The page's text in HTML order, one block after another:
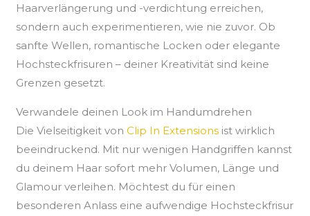
Haarverlängerung und -verdichtung erreichen,
sondern auch experimentieren, wie nie zuvor. Ob
sanfte Wellen, romantische Locken oder elegante
Hochsteckfrisuren – deiner Kreativität sind keine
Grenzen gesetzt.
Verwandele deinen Look im Handumdrehen
Die Vielseitigkeit vonClip In Extensions ist wirklich
beeindruckend. Mit nur wenigen Handgriffen kannst
du deinem Haar sofort mehr Volumen, Länge und
Glamour verleihen. Möchtest du für einen
besonderen Anlass eine aufwendige Hochsteckfrisur